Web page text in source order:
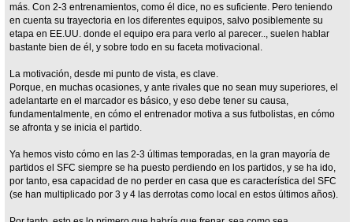
más. Con 2-3 entrenamientos, como él dice, no es suficiente. Pero teniendo
en cuenta su trayectoria en los diferentes equipos, salvo posiblemente su
etapa en EE.UU. donde el equipo era para verlo al parecer.., suelen hablar
bastante bien de él, y sobre todo en su faceta motivacional.
La motivación, desde mi punto de vista, es clave.
Porque, en muchas ocasiones, y ante rivales que no sean muy superiores, el
adelantarte en el marcador es básico, y eso debe tener su causa,
fundamentalmente, en cómo el entrenador motiva a sus futbolistas, en cómo
se afronta y se inicia el partido.
Ya hemos visto cómo en las 2-3 últimas temporadas, en la gran mayoría de
partidos el SFC siempre se ha puesto perdiendo en los partidos, y se ha ido,
por tanto, esa capacidad de no perder en casa que es característica del SFC
(se han multiplicado por 3 y 4 las derrotas como local en estos últimos años).